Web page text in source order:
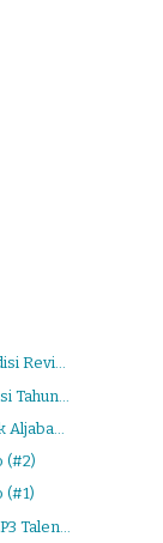
Revi...
Tahun...
(#2)
(#1)
Talen...